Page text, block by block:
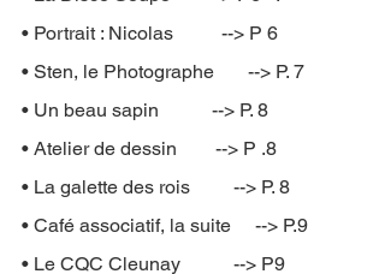
• Portrait : Nicolas          --> P 6
• Sten, le Photographe       --> P. 7
• Un beau sapin           --> P. 8
• Atelier de dessin        --> P .8
• La galette des rois         --> P. 8
• Café associatif, la suite     --> P.9
• Le CQC Cleunay           --> P9